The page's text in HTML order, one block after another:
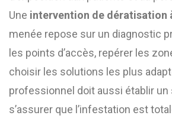
Une intervention de dératisation
menée repose sur un diagnostic
les points d’accès, repérer les
choisir les solutions les plus
professionnel doit aussi établir un
s’assurer que l’infestation est